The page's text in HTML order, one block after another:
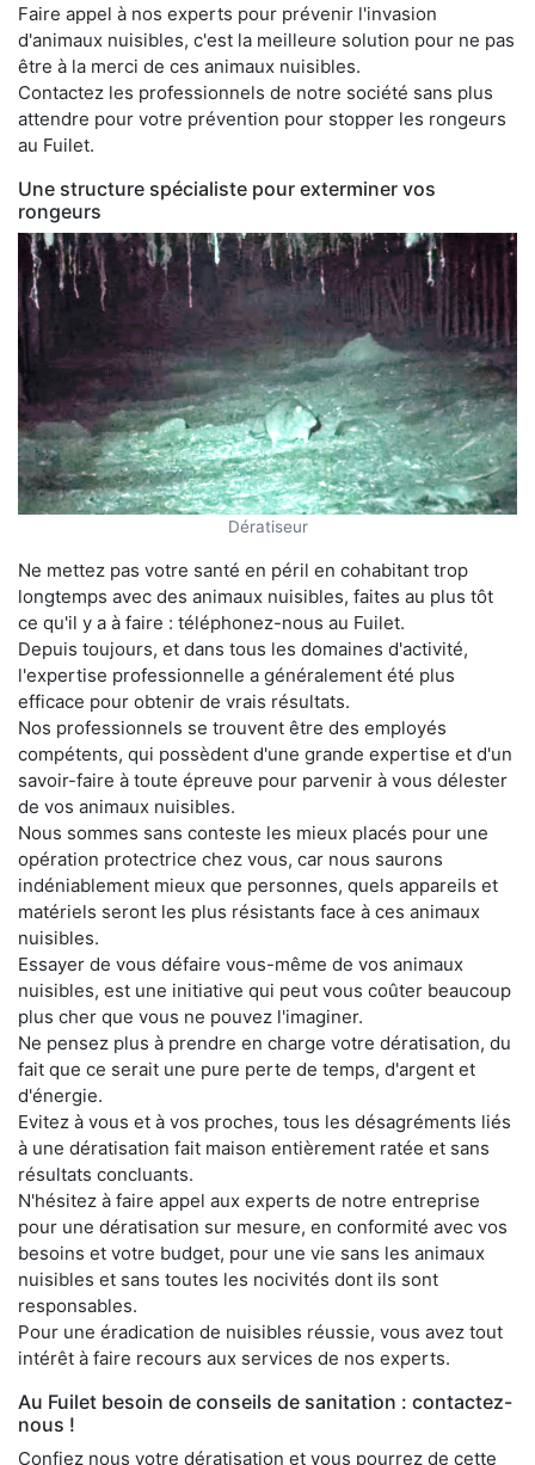
Faire appel à nos experts pour prévenir l'invasion
d'animaux nuisibles, c'est la meilleure solution pour ne pas
être à la merci de ces animaux nuisibles.
Contactez les professionnels de notre société sans plus
attendre pour votre prévention pour stopper les rongeurs
au Fuilet.
Une structure spécialiste pour exterminer vos
rongeurs
Dératiseur
Ne mettez pas votre santé en péril en cohabitant trop
longtemps avec des animaux nuisibles, faites au plus tôt
ce qu'il y a à faire : téléphonez-nous au Fuilet.
Depuis toujours, et dans tous les domaines d'activité,
l'expertise professionnelle a généralement été plus
efficace pour obtenir de vrais résultats.
Nos professionnels se trouvent être des employés
compétents, qui possèdent d'une grande expertise et d'un
savoir-faire à toute épreuve pour parvenir à vous délester
de vos animaux nuisibles.
Nous sommes sans conteste les mieux placés pour une
opération protectrice chez vous, car nous saurons
indéniablement mieux que personnes, quels appareils et
matériels seront les plus résistants face à ces animaux
nuisibles.
Essayer de vous défaire vous-même de vos animaux
nuisibles, est une initiative qui peut vous coûter beaucoup
plus cher que vous ne pouvez l'imaginer.
Ne pensez plus à prendre en charge votre dératisation, du
fait que ce serait une pure perte de temps, d'argent et
d'énergie.
Evitez à vous et à vos proches, tous les désagréments liés
à une dératisation fait maison entièrement ratée et sans
résultats concluants.
N'hésitez à faire appel aux experts de notre entreprise
pour une dératisation sur mesure, en conformité avec vos
besoins et votre budget, pour une vie sans les animaux
nuisibles et sans toutes les nocivités dont ils sont
responsables.
Pour une éradication de nuisibles réussie, vous avez tout
intérêt à faire recours aux services de nos experts.
Au Fuilet besoin de conseils de sanitation : contactez-
nous !
Confiez nous votre dératisation et vous pourrez de cette